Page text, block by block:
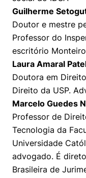
Guilherme
Doutor e mestre
Professor do
escritório
Laura Amaral
Doutora em
Direito da USP.
Marcelo Guedes
Professor de
Tecnologia da
Universidade
advogado. É
Brasileira de